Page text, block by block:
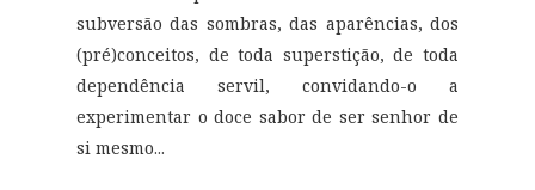
subversão das sombras, das aparências, dos
(pré)conceitos, de toda superstição, de toda
dependência servil, convidando-o a
experimentar o doce sabor de ser senhor de
si mesmo...